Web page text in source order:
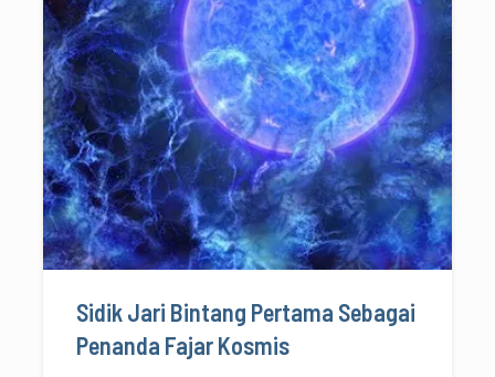
Sidik Jari Bintang Pertama Sebagai
Penanda Fajar Kosmis